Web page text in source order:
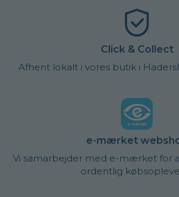
Click & Collect
Afhent lokalt i vores butik i
e-mærket
Vi samarbejder med e-mærket for
ordentlig